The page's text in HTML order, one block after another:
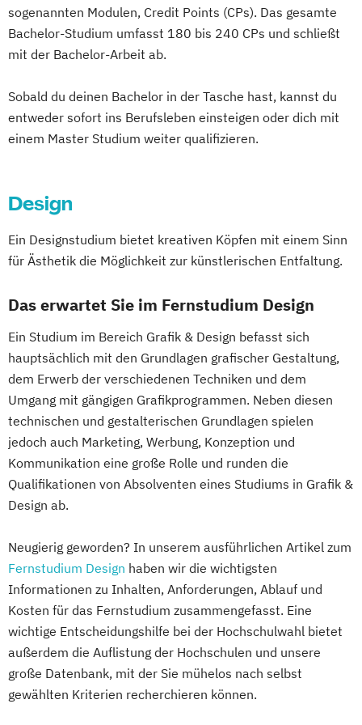
Accounting und Taxation (DE/EN)
Finanzmanagement
Finanzmanagement für Bankkaufleute
Gartenbau General Management
Gesundheits- und Pflegepädagogik
Gesundheitspsychologie
Gesundheitspädagogik
Gesundheitsökonomie Growth Hacking
Growth Hacking (DE/EN)
Heilpädagogik
Heilpädagogik und Inklusion
Heilpädagogik/Inklusionspädagogik
Hotelmanagement (DE/EN)
IT-Management Immobilienmanagement
Immobilienmanagement für
Immobilienkaufleute
Immobilienwirtschaft Informatik
Information Technology Management
(DE/EN)
International Healthcare Management
(DE/EN)
International Management (DE/EN)
Internationales Marketing
Journalismus und digitale Kommunikation
Kindheitspädagogik
Kindheitspädagogik für Erzieher:innen
Data Science und Analytics
Design Management
Digital Business Management
Digital Marketing
Ernährungswissenschaften
Erwachsenenbildung und Digitalisierung
Controlling & Taxation
Gesundheitspsychologie
Gesundheitspsychologie im Online-
Global Business Administration (EN)
Innovation und Zukunftsforschung
Integrative Lerntherapie
Kommunikation und Content Creation
Kommunikation und Medienmanagement
Kommunikationsdesign
Lebensmittelmanagement und -
technologie
Lernpsychologie und integrative
Management
Management im Gesundheitswesen
Medien- und Kommunikationsmanagement
Mediendesign
Nachhaltigkeitsmanagement
Online Marketing
Digitale Transformation kompakt
Digitales Energiemanagement
Einführung in die IT-Sicherheit
Elektrische und hybride Antriebe
Elektro- und Informationstechnik
Energieingenieurwesen
Energieverfahrenstechnik
Engineering Management
Game Development
Gestaltung interaktiver Systeme
IT-Sicherheit Industriedesign
Informatik Ingenieurpsychologie
Innovations- und Technologiemanagement
(M. Sc.)
Profil Anwendung
Kommunikationsdesign
Lebensmittelverfahrenstechnik
Leit- und Sicherungstechnik
Maschinenbau
Maschinenbau (M. Eng.) 3 oder 4 Semester
Materials Science
Mathematik für Studierende
wirtschaftswissenschaftlicher Fächer
sogenannten Modulen, Credit Points (CPs). Das gesamte
Bachelor-Studium umfasst 180 bis 240 CPs und schließt
mit der Bachelor-Arbeit ab.
Sobald du deinen Bachelor in der Tasche hast, kannst du
entweder sofort ins Berufsleben einsteigen oder dich mit
einem Master Studium weiter qualifizieren.
Design
Ein Designstudium bietet kreativen Köpfen mit einem Sinn
für Ästhetik die Möglichkeit zur künstlerischen Entfaltung.
Das erwartet Sie im Fernstudium Design
Ein Studium im Bereich Grafik & Design befasst sich
hauptsächlich mit den Grundlagen grafischer Gestaltung,
dem Erwerb der verschiedenen Techniken und dem
Umgang mit gängigen Grafikprogrammen. Neben diesen
technischen und gestalterischen Grundlagen spielen
jedoch auch Marketing, Werbung, Konzeption und
Kommunikation eine große Rolle und runden die
Qualifikationen von Absolventen eines Studiums in Grafik &
Design ab.
Neugierig geworden? In unserem ausführlichen Artikel zum
Fernstudium Design haben wir die wichtigsten
Informationen zu Inhalten, Anforderungen, Ablauf und
Kosten für das Fernstudium zusammengefasst. Eine
wichtige Entscheidungshilfe bei der Hochschulwahl bietet
außerdem die Auflistung der Hochschulen und unsere
große Datenbank, mit der Sie mühelos nach selbst
gewählten Kriterien recherchieren können.